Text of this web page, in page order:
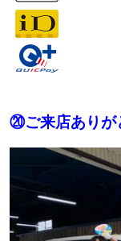
⑳ご来店ありが